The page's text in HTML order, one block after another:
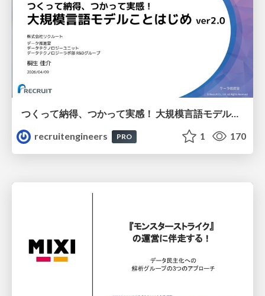
つくって納得、つかって実感！ 大規模言語モデルことはじめ ver2.0
recruitengineers
PRO 1 170